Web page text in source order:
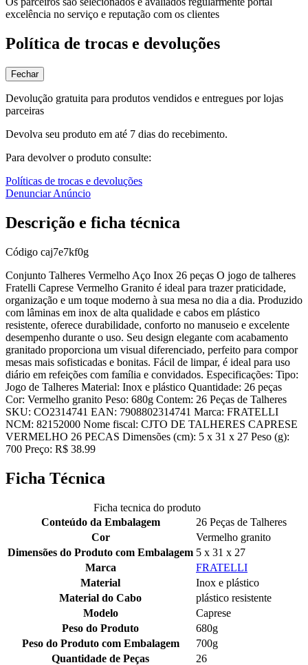
excelência no serviço e reputação com os clientes
Política de trocas e devoluções
Fechar
Devolução gratuita para produtos vendidos e entregues por lojas
parceiras
Devolva seu produto em até 7 dias do recebimento.
Para devolver o produto consulte:
Políticas de trocas e devoluções
Denunciar Anúncio
Descrição e ficha técnica
Código caj7e7kf0g
Conjunto Talheres Vermelho Aço Inox 26 peças O jogo de talheres
Fratelli Caprese Vermelho Granito é ideal para trazer praticidade,
organização e um toque moderno à sua mesa no dia a dia. Produzido
com lâminas em inox de alta qualidade e cabos em plástico
resistente, oferece durabilidade, conforto no manuseio e excelente
desempenho durante o uso. Seu design elegante com acabamento
granitado proporciona um visual diferenciado, perfeito para compor
mesas mais sofisticadas e bonitas. Fácil de limpar, é ideal para uso
diário em refeições com família e convidados. Especificações: Tipo:
Jogo de Talheres Material: Inox e plástico Quantidade: 26 peças
Cor: Vermelho granito Peso: 680g Contem: 26 Peças de Talheres
SKU: CO2314741 EAN: 7908802314741 Marca: FRATELLI
NCM: 82152000 Nome fiscal: CJTO DE TALHERES CAPRESE
VERMELHO 26 PECAS Dimensões (cm): 5 x 31 x 27 Peso (g):
700 Preço: R$ 38.99
Ficha Técnica
Ficha tecnica do produto
Conteúdo da Embalagem
26 Peças de Talheres
Cor
Vermelho granito
Dimensões do Produto com Embalagem 5 x 31 x 27
Marca
FRATELLI
Material
Inox e plástico
Material do Cabo
plástico resistente
Modelo
Caprese
Peso do Produto
680g
Peso do Produto com Embalagem
700g
Quantidade de Peças
26